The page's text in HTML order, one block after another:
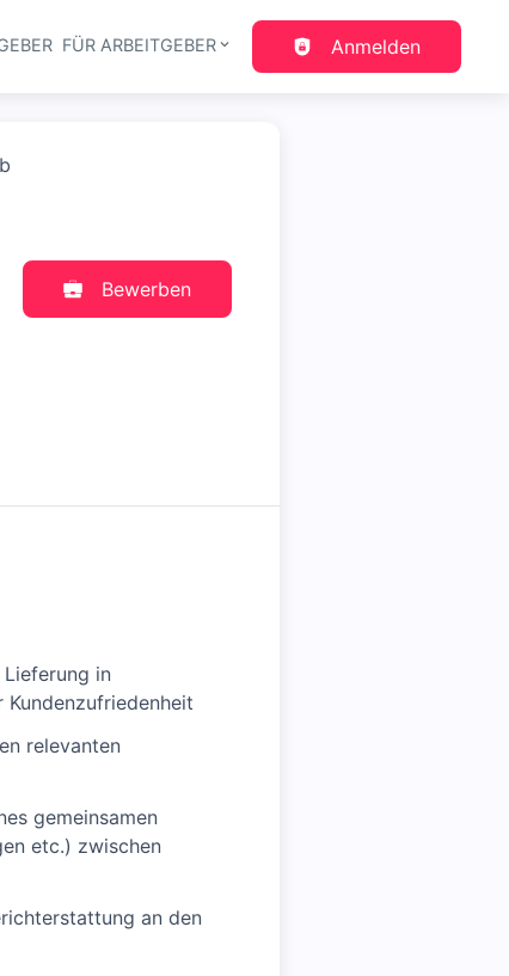
FÜR ARBEITGEBER Anmelden
Bewerben
in
relevanten
gemeinsamen
etc.) zwischen
an den